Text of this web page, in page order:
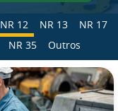
NR 12 NR 13
NR 17
NR 35 Outros